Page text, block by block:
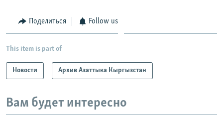
Поделиться Follow us
This item is part of
Новости Архив Азаттыка Кыргызстан
Вам будет интересно